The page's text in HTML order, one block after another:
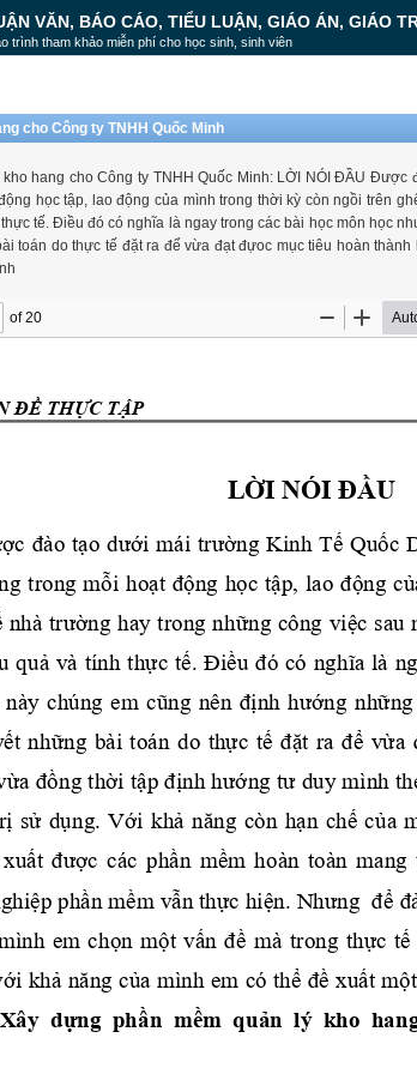
VĂN, BÁO CÁO, TIỂU LUẬN, GIÁO ÁN, GIÁO
trình tham khảo miễn phí cho học sinh, sinh viên
cho Công ty TNHH Quốc Minh
hang cho Công ty TNHH Quốc Minh: LỜI NÓI ĐẦU
học tập, lao động của mình trong thời kỳ còn ngồi trên
tế. Điều đó có nghĩa là ngay trong các bài học môn học
toán do thực tế đặt ra để vừa đạt đựoc mục tiêu hoàn